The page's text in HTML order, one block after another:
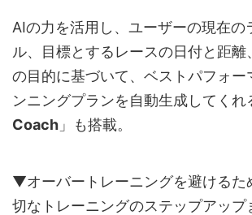
AIの力を活用し、ユーザーの現在の
ル、目標とするレースの日付と距離
の目的に基づいて、ベストパフォー
ンニングプランを自動生成してくれ
Coach 」も搭載。
▼オーバートレーニングを避けるた
切なトレーニングのステップアップ